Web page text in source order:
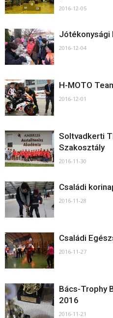
2016-12-05
Jótékonysági
2016-12-04
H-MOTO
2016-12-01
Soltvadkerti
Szakosztály
2016-11-30
Családi
2016-11-28
Családi
2016-11-27
Bács-Trophy
2016
2016-11-21